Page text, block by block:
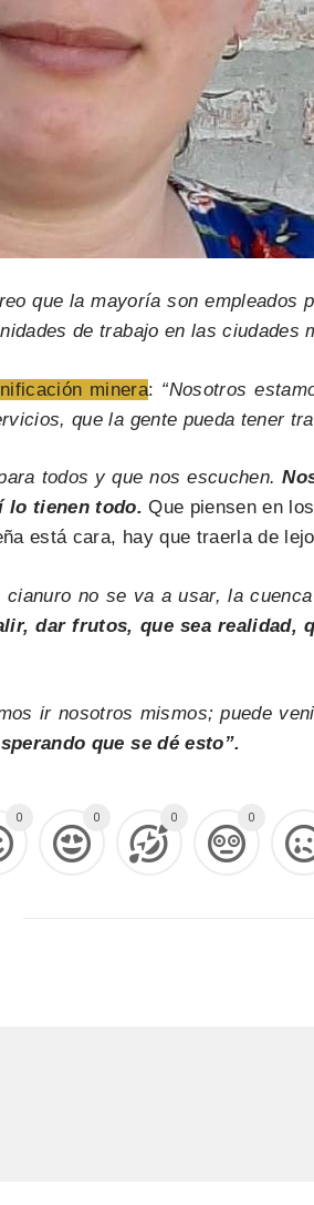
que la mayoría son
de trabajo en las ciudades
minera: “Nosotros
que la gente pueda tener
todos y que nos escuchen.
lo tienen todo.Que piensen en
está cara, hay que traerla de
cianuro no se va a usar, la
dar frutos, que sea realidad,
ir nosotros mismos; puede
que se dé esto”.
0 0 0 0